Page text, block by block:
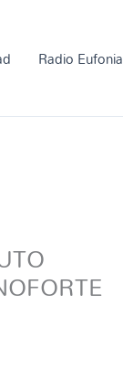
Radio Eufonia